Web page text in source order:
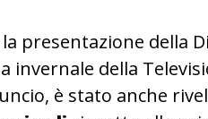
presentazione della
della
è stato anche